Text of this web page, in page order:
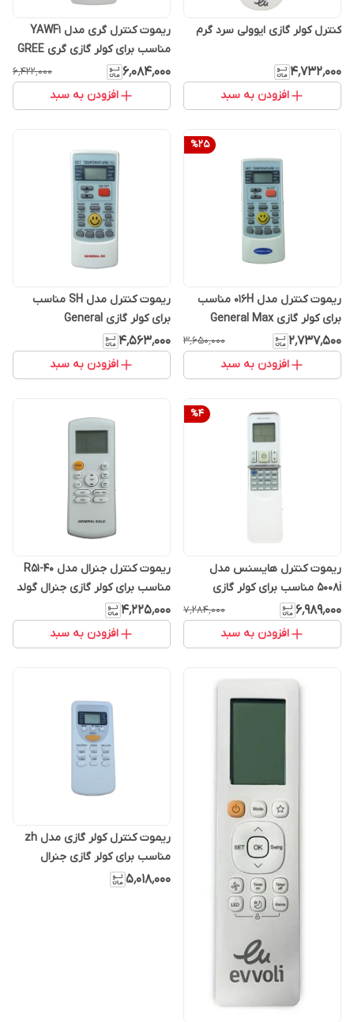
کنترل کولر گازی ایوولی سرد گرم
۴٬۷۳۲٬۰۰۰
افزودن به سبد
ریموت کنترل گری مدل YAWF1
مناسب برای کولر گازی گری GREE
۶٬۰۸۴٬۰۰۰ ۶٬۴۲۲٬۰۰۰
افزودن به سبد
%25
ریموت کنترل مدل 016H مناسب
برای کولر گازی General Max
۲٬۷۳۷٬۵۰۰ ۳٬۶۵۰٬۰۰۰
افزودن به سبد
ریموت کنترل مدل SH مناسب
برای کولر گازی General
۴٬۵۶۳٬۰۰۰
افزودن به سبد
%4
ریموت کنترل هایسنس مدل
5008i مناسب برای کولر گازی
Hisense
۶٬۹۸۹٬۰۰۰ ۷٬۲۸۴٬۰۰۰
افزودن به سبد
ریموت کنترل جنرال مدل R51-40
مناسب برای کولر گازی جنرال گولد
۴٬۲۲۵٬۰۰۰
افزودن به سبد
ریموت کنترل کولر گازی مدل zh
مناسب برای کولر گازی جنرال
۵٬۰۱۸٬۰۰۰